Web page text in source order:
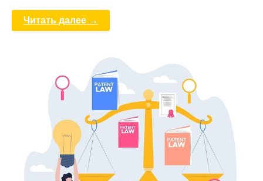
Читать далее →